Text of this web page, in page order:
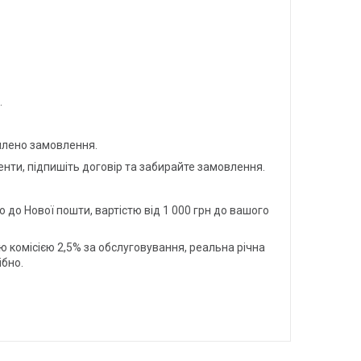
замовлення.
підпишіть договір та забирайте замовлення.
Нової пошти, вартістю від 1 000 грн до вашого
2,5% за обслуговування, реальна річна